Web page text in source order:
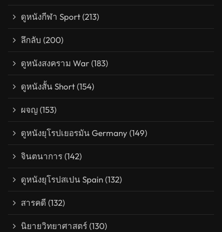
ดูหนังกีฬา Sport(213)
ลึกลับ (200)
ดูหนังสงคราม War(183)
ดูหนังสั้น Short(154)
ผจญ(153)
ดูหนังยุโรปเยอรมัน Germany(149)
จินตนาการ(142)
ดูหนังยุโรปสเปน Spain(132)
สารคดี (132)
นิยายวิทยาศาสตร์(130)